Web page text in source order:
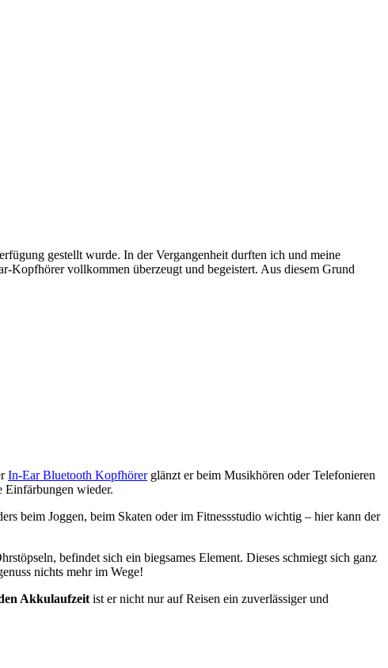
gestellt wurde. In der Vergangenheit durften ich und meine
Kopfhörer vollkommen überzeugt und begeistert. Aus diesem Grund
In-Ear Bluetooth Kopfhörerglänzt er beim Musikhören oder Telefonieren
Einfärbungen wieder.
beim Joggen, beim Skaten oder im Fitnessstudio wichtig – hier kann der
befindet sich ein biegsames Element. Dieses schmiegt sich ganz
nichts mehr im Wege!
Akkulaufzeit ist er nicht nur auf Reisen ein zuverlässiger und